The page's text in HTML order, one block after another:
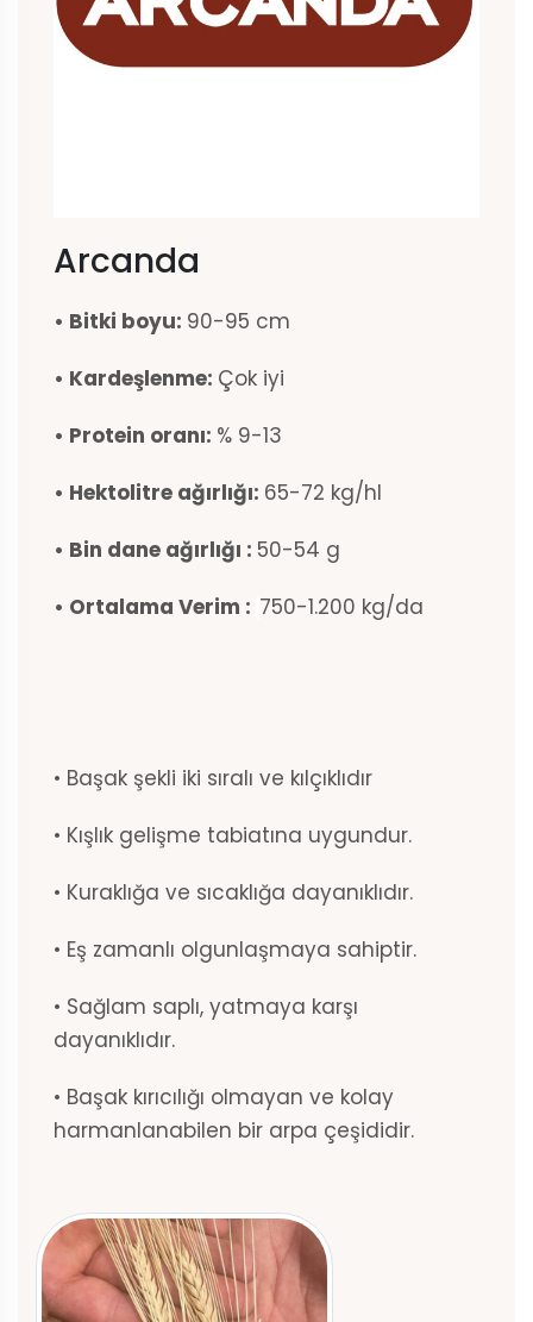
Arcanda
• Bitki boyu: 90-95 cm
• Kardeşlenme: Çok iyi
• Protein oranı: % 9-13
• Hektolitre ağırlığı: 65-72 kg/hl
• Bin dane ağırlığı : 50-54 g
• Ortalama Verim : 750-1.200 kg/da
• Başak şekli iki sıralı ve kılçıklıdır
• Kışlık gelişme tabiatına uygundur.
• Kuraklığa ve sıcaklığa dayanıklıdır.
• Eş zamanlı olgunlaşmaya sahiptir.
• Sağlam saplı, yatmaya karşı
dayanıklıdır.
• Başak kırıcılığı olmayan ve kolay
harmanlanabilen bir arpa çeşididir.